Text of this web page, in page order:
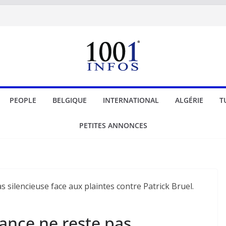
PEOPLE BELGIQUE INTERNATIONAL ALGÉRIE
PETITES ANNONCES